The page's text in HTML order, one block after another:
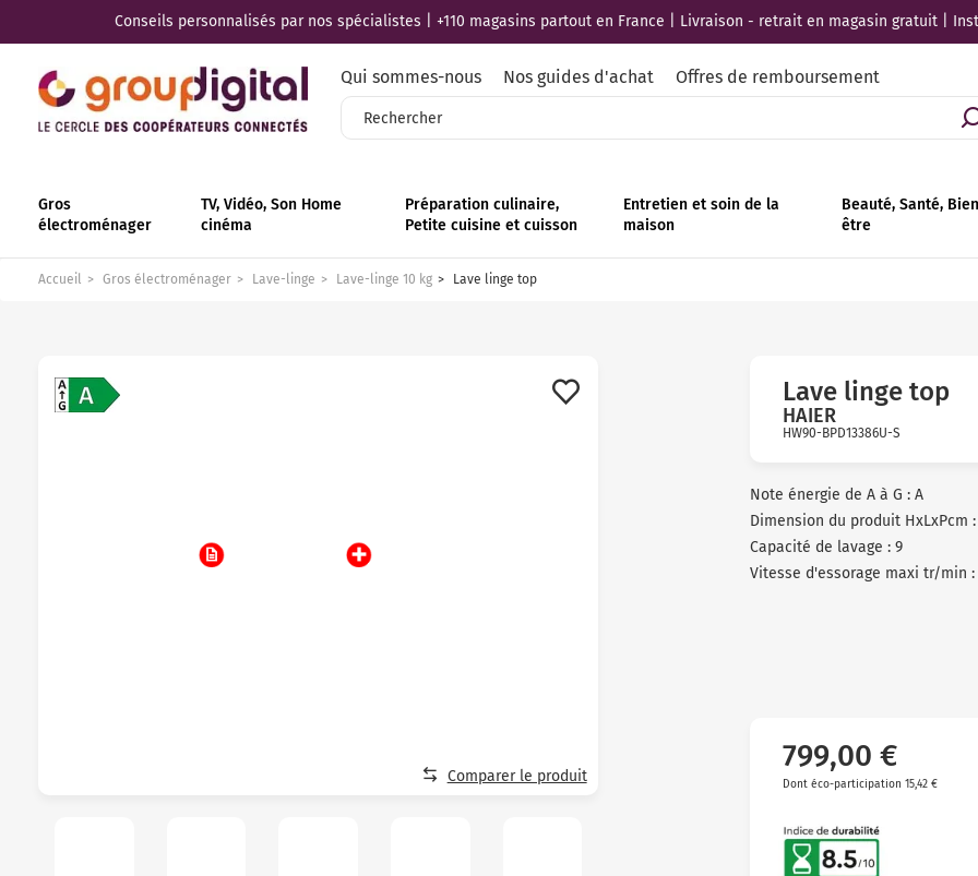
Conseils personnalisés par nos spécialistes | +110 magasins partout en France | Livraison - retrait en magasin gratuit |
Qui sommes-nous Nos guides d'achat Offres de remboursement
Gros
électroménager
TV, Vidéo, Son Home
cinéma
Préparation culinaire,
Petite cuisine et cuisson
Entretien et soin de la
maison
Beauté, Santé,
être
Accueil Gros électroménager Lave-linge Lave-linge 10 kg Lave linge top
Comparer le produit
Lave linge top
HAIER
HW90-BPD13386U-S
Note énergie de A à G : A
Dimension du produit HxLxPcm :
Capacité de lavage : 9
Vitesse d'essorage maxi tr/min :
799,00 €
Dont éco-participation 15,42 €